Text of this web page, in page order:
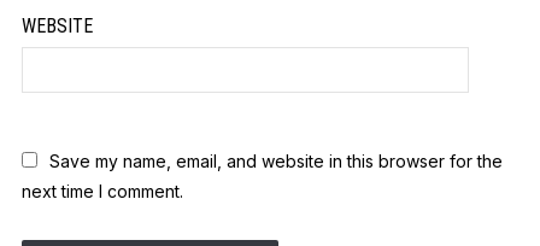
WEBSITE
Save my name, email, and website in this browser for the
next time I comment.